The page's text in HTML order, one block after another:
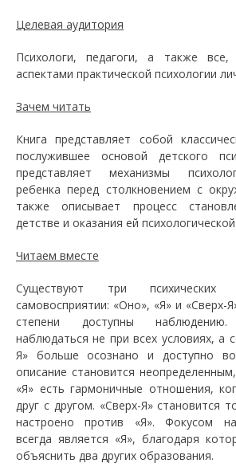
Целевая аудитория
Психологи, педагоги, а также все,
аспектами практической психологии
Зачем читать
Книга представляет собой
послужившее основой детского
представляет механизмы
ребенка перед столкновением с
также описывает процесс
детстве и оказания ей
Читаем вместе
Существуют три психических
самовосприятии: «Оно», «Я» и «Сверх-
степени доступны
наблюдаться не при всех условиях, а
Я» больше осознано и доступно
описание становится
«Я» есть гармоничные отношения,
друг с другом. «Сверх-Я» становится
настроено против «Я». Фокусом
всегда является «Я», благодаря
объяснить два других образования.